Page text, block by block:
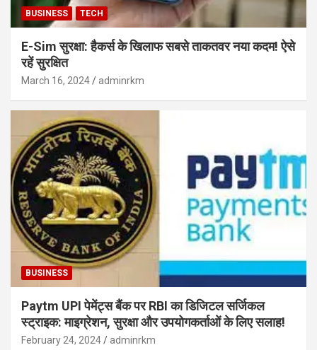
BUSINESS TECH
E-Sim सुरक्षा: हैकर्स के खिलाफ सबसे ताकतवर नया कदम! ऐसे
रहें सुरक्षित
March 16, 2024 adminrkm
BUSINESS
Paytm UPI पेमेंट्स बैंक पर RBI का डिजिटल सर्जिकल
स्ट्राइक: माइग्रेशन, सुरक्षा और उपयोगकर्ताओं के लिए सलाह!
February 24, 2024 adminrkm